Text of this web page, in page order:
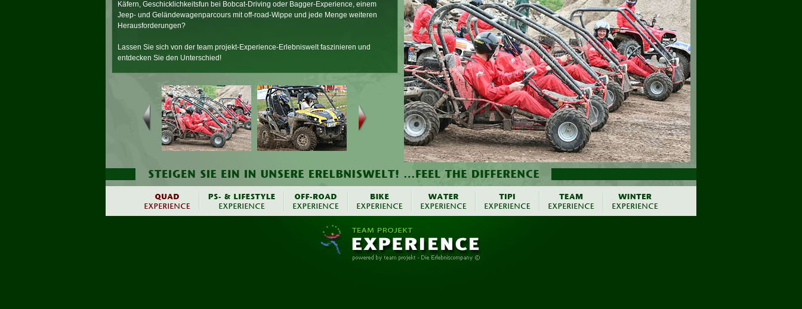
Käfern, Geschicklichkeitsfun bei Bobcat-Driving oder Bagger-Experience, einem
Jeep- und Geländewagenparcours mit off-road-Wippe und jede Menge weiteren
Herausforderungen?
Lassen Sie sich von der team projekt-Experience-Erlebniswelt faszinieren und
entdecken Sie den Unterschied!
www.quad-incentives.de.